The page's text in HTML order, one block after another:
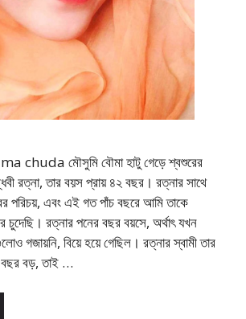
মৌসুমি বৌমা হাটু গেড়ে শ্বশুরের
রত্না, তার বয়স প্রায় ৪২ বছর। রত্নার সাথে
পরিচয়, এবং এই গত পাঁচ বছরে আমি তাকে
চুদেছি। রত্নার পনের বছর বয়সে, অর্থাৎ যখন
গজায়নি, বিয়ে হয়ে গেছিল। রত্নার স্বামী তার
বছর বড়, তাই …